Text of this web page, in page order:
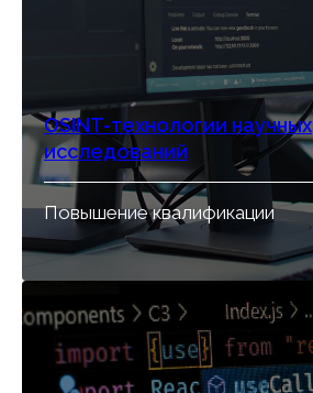
OSINT-технологии научных
исследований
Повышение квалификации